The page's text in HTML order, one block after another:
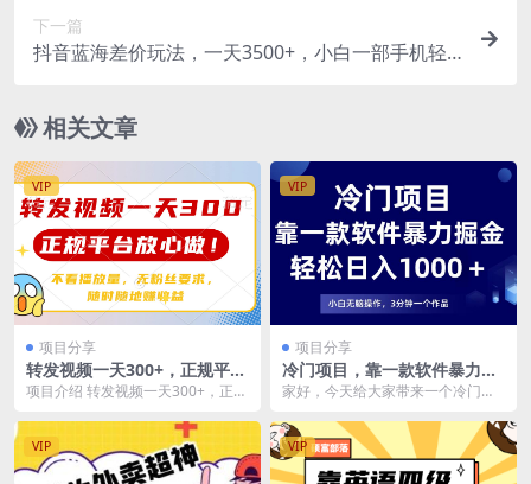
下一篇
抖音蓝海差价玩法，一天3500+，小白一部手机轻
相关文章
VIP
项目分享
转发视频一天300+，正规平台
放心做，不看播放量，无粉丝
项目介绍 转发视频一天300+，正规
要求，随时随地...
VIP
项目分享
冷门项目，靠一款软件暴力掘
金日入1000＋，小白轻松上手
家好，今天给大家带来一个冷门项
小白，通过一款app...
VIP VIP